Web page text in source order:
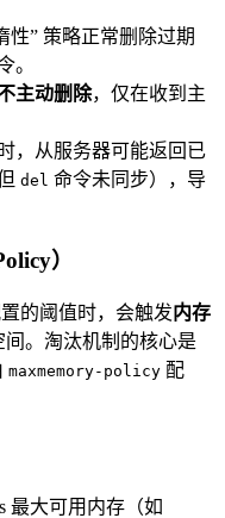
性” 策略正常删除过期
。
主动删除，仅在收到主
，从服务器可能返回已
del 命令未同步），导
）
的阈值时，会触发内存
。淘汰机制的核心是
maxmemory-policy 配
最大可用内存（如